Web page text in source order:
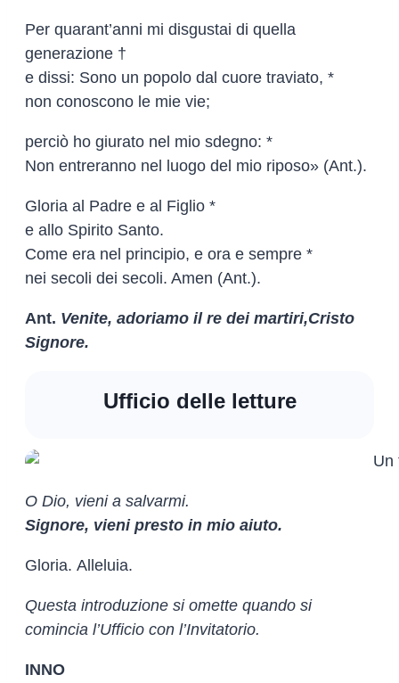
Per quarant’anni mi disgustai di quella
generazione †
e dissi: Sono un popolo dal cuore traviato, *
non conoscono le mie vie;
perciò ho giurato nel mio sdegno: *
Non entreranno nel luogo del mio riposo» (Ant.).
Gloria al Padre e al Figlio *
e allo Spirito Santo.
Come era nel principio, e ora e sempre *
nei secoli dei secoli. Amen (Ant.).
Ant. Venite, adoriamo il re dei martiri,Cristo
Signore.
Ufficio delle letture
O Dio, vieni a salvarmi.
Signore, vieni presto in mio aiuto.
Gloria. Alleluia.
Questa introduzione si omette quando si
comincia l’Ufficio con l’Invitatorio.
INNO